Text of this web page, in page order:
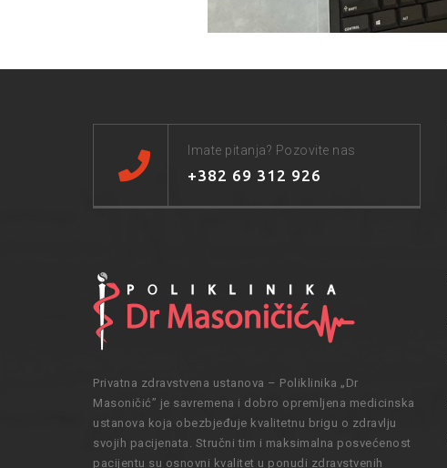
Imate pitanja? Pozovite nas
+382 69 312 926
Privatna zdravstvena ustanova – Poliklinika „Dr
Masoničić” je savremena i dobro opremljena medicinska
ustanova koja obezbjeđuje kvalitetnu brigu o zdravlju
svojih pacijenata. Stručni tim i maksimalna posvećenost
pacijentu su osnovni kvalitet u ponudi zdravstvenih